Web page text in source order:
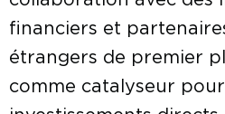
financiers et
étrangers de premier
comme catalyseur